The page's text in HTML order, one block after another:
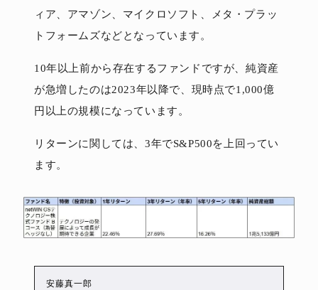
ィア、アマゾン、マイクロソフト、メタ・プラッ
トフォームズなどとなっています。
10年以上前から存在するファンドですが、純資産
が急増したのは2023年以降で、現時点で1,000億
円以上の規模になっています。
リターンに関しては、3年でS&P500を上回ってい
ます。
安藤真一郎